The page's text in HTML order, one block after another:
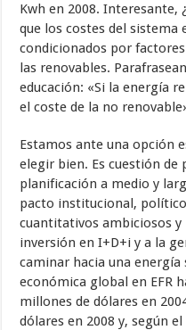
Kwh en 2008. Interesante,
que los costes del sistema
condicionados por
las renovables.
educación: «Si la energía
el coste de la no
Estamos ante una opción
elegir bien. Es cuestión de
planificación a medio y
pacto institucional,
cuantitativos ambiciosos y
inversión en I+D+i y a la
caminar hacia una energía
económica global en EFR
millones de dólares en
dólares en 2008 y, según el